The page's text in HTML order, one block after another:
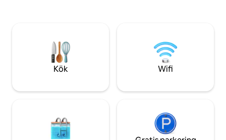
una escapada inolvidable en pareja.
vattenaktiviteter.
Kök Wifi